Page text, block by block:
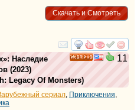
Скачать и Смотреть
смотреть
11
Наследие
(2023)
Legacy Of Monsters)
сериал Приключения